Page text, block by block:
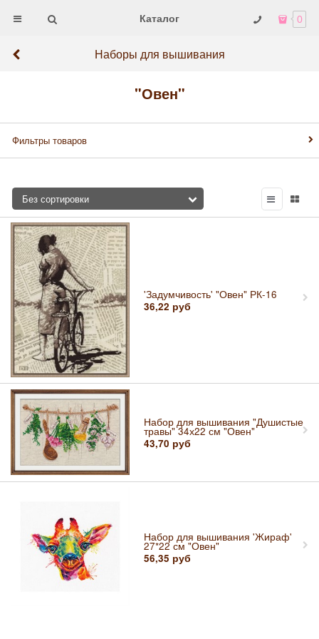
Каталог 0
Наборы для вышивания
"Овен"
Фильтры товаров
'Задумчивость' "Овен" РК-16
36,22 руб
Набор для вышивания "Душистые
травы" 34х22 см "Овен"
43,70 руб
Набор для вышивания 'Жираф'
27*22 см "Овен"
56,35 руб